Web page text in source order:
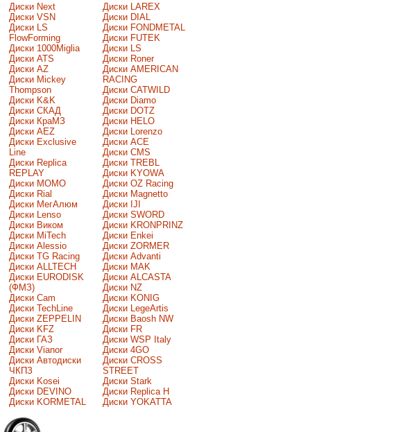
Диски Next
Диски VSN
Диски LS
FlowForming
Диски 1000Miglia
Диски ATS
Диски AZ
Диски Mickey
Thompson
Диски K&K
Диски СКАД
Диски КраМЗ
Диски AEZ
Диски Exclusive
Line
Диски Replica
REPLAY
Диски MOMO
Диски Rial
Диски МегАлюм
Диски Lenso
Диски Виком
Диски MiTech
Диски Alessio
Диски TG Racing
Диски ALLTECH
Диски EURODISK
(ФМЗ)
Диски Cam
Диски TechLine
Диски ZEPPELIN
Диски KFZ
Диски ГАЗ
Диски Vianor
Диски Автодиски
ЧКПЗ
Диски Kosei
Диски DEVINO
Диски KORMETAL
Диски LAREX
Диски DIAL
Диски FONDMETAL
Диски FUTEK
Диски LS
Диски Roner
Диски AMERICAN
RACING
Диски CATWILD
Диски Diamo
Диски DOTZ
Диски HELO
Диски Lorenzo
Диски ACE
Диски CMS
Диски TREBL
Диски KYOWA
Диски OZ Racing
Диски Magnetto
Диски IJI
Диски SWORD
Диски KRONPRINZ
Диски Enkei
Диски ZORMER
Диски Advanti
Диски MAK
Диски ALCASTA
Диски NZ
Диски KONIG
Диски LegeArtis
Диски Baosh NW
Диски FR
Диски WSP Italy
Диски 4GO
Диски CROSS
STREET
Диски Stark
Диски Replica H
Диски YOKATTA